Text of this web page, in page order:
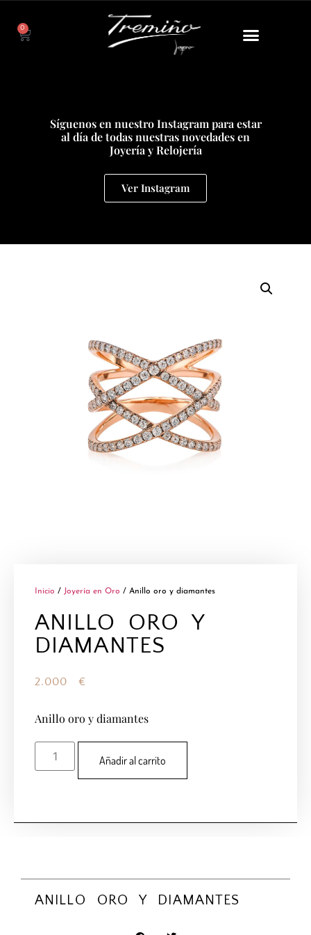
0
Síguenos en nuestro Instagram para estar
al día de todas nuestras novedades en
Joyería y Relojería
Ver Instagram
Inicio / Joyería en Oro / Anillo oro y diamantes
ANILLO ORO Y
DIAMANTES
2.000 €
Anillo oro y diamantes
Añadir al carrito
ANILLO ORO Y DIAMANTES